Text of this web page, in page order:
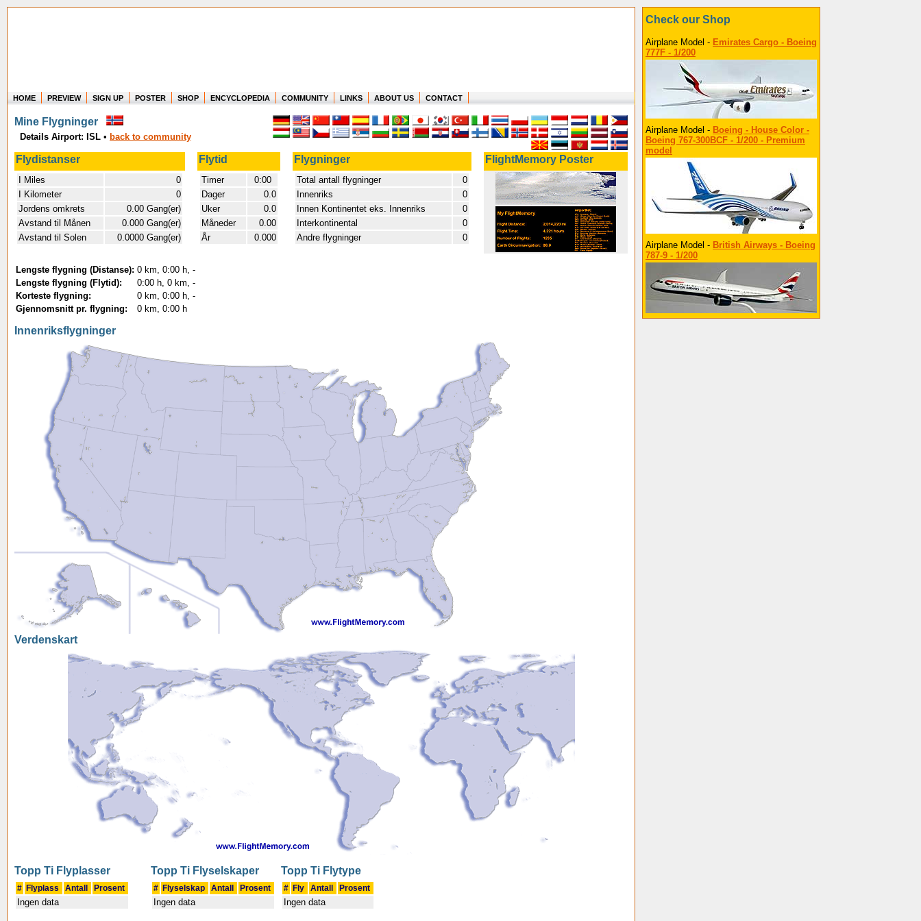
Where in the world have you flown?
How long have you been in the air?
Create your own FlightMemory and see!
HOME PREVIEW SIGN UP POSTER SHOP ENCYCLOPEDIA COMMUNITY LINKS ABOUT US CONTACT
Mine Flygninger
Details Airport: ISL • back to community
Flydistanser Flytid Flygninger FlightMemory Poster
I Miles
0
I Kilometer
0
Jordens omkrets
0.00 Gang(er)
Avstand til Månen
0.000 Gang(er)
Avstand til Solen
0.0000 Gang(er)
Timer
0:00
Dager
0.0
Uker
0.0
Måneder
0.00
År
0.000
Total antall flygninger
0
Innenriks
0
Innen Kontinentet eks. Innenriks
0
Interkontinental
0
Andre flygninger
0
Lengste flygning (Distanse): 0 km, 0:00 h, -
Lengste flygning (Flytid):
0:00 h, 0 km, -
Korteste flygning:
0 km, 0:00 h, -
Gjennomsnitt pr. flygning:
0 km, 0:00 h
Innenriksflygninger
Verdenskart
Topp Ti Flyplasser
# Flyplass Antall Prosent
Ingen data
Topp Ti Flyselskaper
# Flyselskap Antall Prosent
Ingen data
Topp Ti Flytype
# Fly Antall Prosent
Ingen data
Check our Shop
Airplane Model - Emirates Cargo - Boeing
777F - 1/200
Airplane Model - Boeing - House Color -
Boeing 767-300BCF - 1/200 - Premium
model
Airplane Model - British Airways - Boeing
787-9 - 1/200